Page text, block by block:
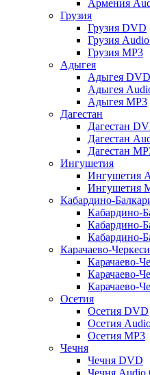
Армения
Грузия
Грузия DVD
Грузия
Грузия MP3
Адыгея
Адыгея DVD
Адыгея
Адыгея MP3
Дагестан
Дагестан
Дагестан
Дагестан
Ингушетия
Ингушетия
Ингушетия
Кабардино-
Кабардино-
Кабардино-
Кабардино-
Карачаево-
Карачаево-
Карачаево-
Карачаево-
Осетия
Осетия DVD
Осетия
Осетия MP3
Чечня
Чечня DVD
Чечня Audio